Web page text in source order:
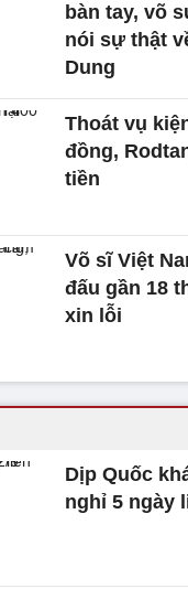
bàn tay, võ
nói sự thật
Dung
Thoát vụ
đồng,
tiền
Võ sĩ Việt
đấu gần 18
xin lỗi
Dịp Quốc
nghỉ 5 ngày